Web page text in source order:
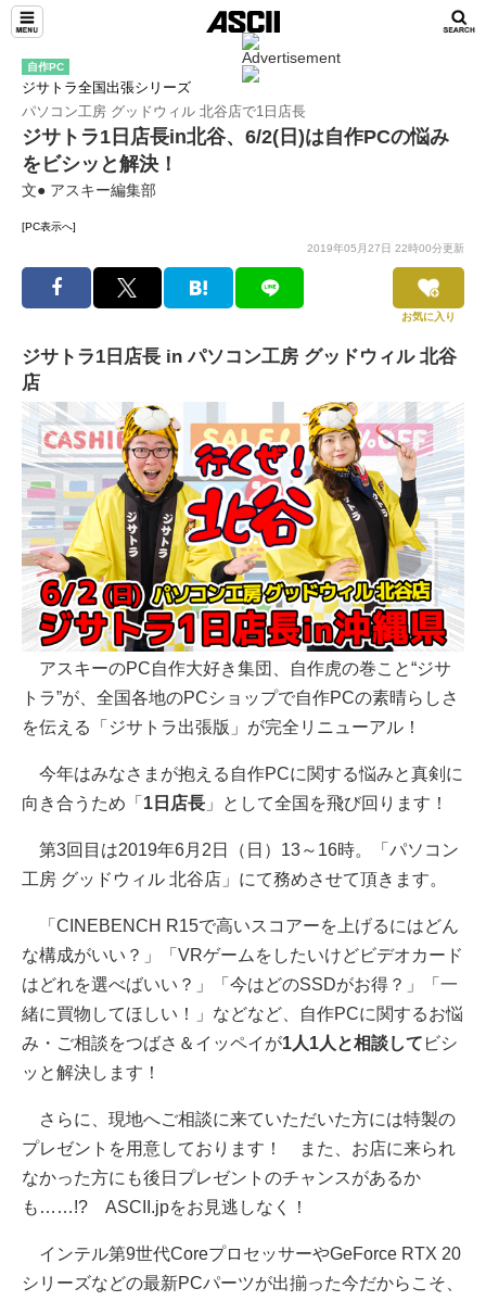
自作PC
ジサトラ全国出張シリーズ
パソコン工房 グッドウィル 北谷店で1日店長
ジサトラ1日店長in北谷、6/2(日)は自作PCの悩み
をビシッと解決！
文● アスキー編集部
[PC表示へ]
2019年05月27日 22時00分更新
お気に入り
ジサトラ1日店長 in パソコン工房 グッドウィル 北谷
店
アスキーのPC自作大好き集団、自作虎の巻こと“ジサ
トラ”が、全国各地のPCショップで自作PCの素晴らしさ
を伝える「ジサトラ出張版」が完全リニューアル！
今年はみなさまが抱える自作PCに関する悩みと真剣に
向き合うため「 1日店長 」として全国を飛び回ります！
第3回目は2019年6月2日（日）13～16時。「パソコン
工房 グッドウィル 北谷店」にて務めさせて頂きます。
「CINEBENCH R15で高いスコアーを上げるにはどん
な構成がいい？」「VRゲームをしたいけどビデオカード
はどれを選べばいい？」「今はどのSSDがお得？」「一
緒に買物してほしい！」などなど、自作PCに関するお悩
み・ご相談をつばさ＆イッペイが1人1人と相談して ビシ
ッと解決します！
さらに、現地へご相談に来ていただいた方には特製の
プレゼントを用意しております！ また、お店に来られ
なかった方にも後日プレゼントのチャンスがあるか
も……!? ASCII.jpをお見逃しなく！
インテル第9世代CoreプロセッサーやGeForce RTX 20
シリーズなどの最新PCパーツが出揃った今だからこそ、